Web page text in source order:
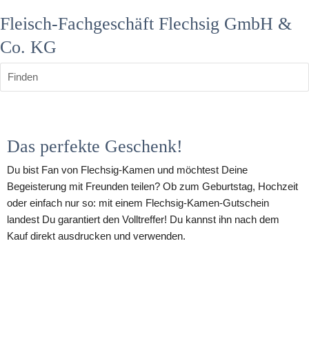
Fleisch-Fachgeschäft Flechsig GmbH &
Co. KG
Finden
Das perfekte Geschenk!
Du bist Fan von Flechsig-Kamen und möchtest Deine
Begeisterung mit Freunden teilen? Ob zum Geburtstag, Hochzeit
oder einfach nur so: mit einem Flechsig-Kamen-Gutschein
landest Du garantiert den Volltreffer! Du kannst ihn nach dem
Kauf direkt ausdrucken und verwenden.